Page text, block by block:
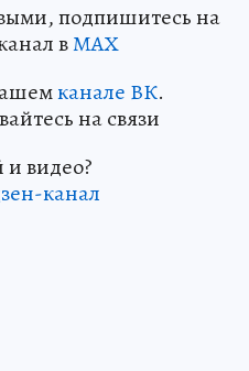
подпишитесь на
вМАХ
канале ВК.
на связи
видео?
канал